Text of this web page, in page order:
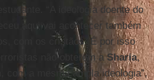
“A ideologia doente do
aqui vai acontecer também
com os cristãos. É por isso
não obterem aSharia,
com a mesma ampla ideologia”,